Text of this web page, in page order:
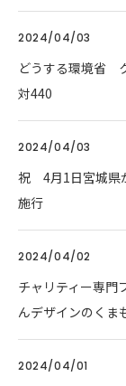
2024/04/03
どうする環境省
対440
2024/04/03
祝 4月1日宮城県
施行
2024/04/02
チャリティー専門
んデザインのくま
2024/04/01